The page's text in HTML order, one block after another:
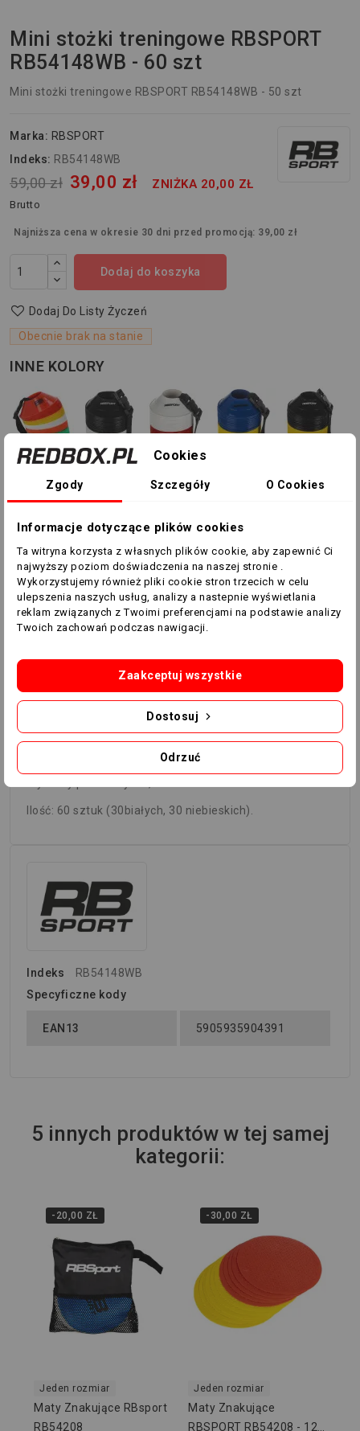
Mini stożki treningowe RBSPORT
RB54148WB - 60 szt
Mini stożki treningowe RBSPORT RB54148WB - 50 szt
Marka: RBSPORT
Indeks: RB54148WB
59,00 zł 39,00 zł ZNIŻKA 20,00 ZŁ
Brutto
Najniższa cena w okresie 30 dni przed promocją: 39,00 zł
Dodaj do koszyka
Dodaj Do Listy Życzeń
Obecnie brak na stanie
INNE KOLORY
MAŁE STOŻKI TRENINGOWE
RBSPORT
Stożki treningowe marki RBSPORT to idealny wybór
niemal w każdej dziedzinie sportu. Dzięki stożkom i
zastosowaniu odpowiednich ćwiczeń szybko poprawisz
swoje przyśpieszenie, szybkie wyhamowywanie oraz
zwrotność i zwinność. Pomogą one ci rozwinąć kontrolę
Ilość: 60 sztuk (30białych, 30 niebieskich).
Indeks
RB54148WB
Specyficzne kody
EAN13 5905935904391
5 innych produktów w tej samej
kategorii:
-20,00 ZŁ
Jeden rozmiar
Maty Znakujące RBsport
RB54208
-30,00 ZŁ
Jeden rozmiar
Maty Znakujące
RBSPORT RB54208 - 12
Cookies
Zgody Szczegóły O Cookies
Informacje dotyczące plików cookies
Ta witryna korzysta z własnych plików cookie, aby zapewnić Ci
najwyższy poziom doświadczenia na naszej stronie .
Wykorzystujemy również pliki cookie stron trzecich w celu
ulepszenia naszych usług, analizy a nastepnie wyświetlania
reklam związanych z Twoimi preferencjami na podstawie analizy
Twoich zachowań podczas nawigacji.
Odrzuć
Dostosuj
Zaakceptuj wszystkie